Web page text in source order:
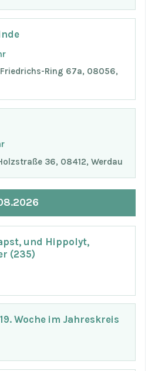
Ring 67a, 08056,
36, 08412, Werdau
und Hippolyt,
(235)
Woche im Jahreskreis